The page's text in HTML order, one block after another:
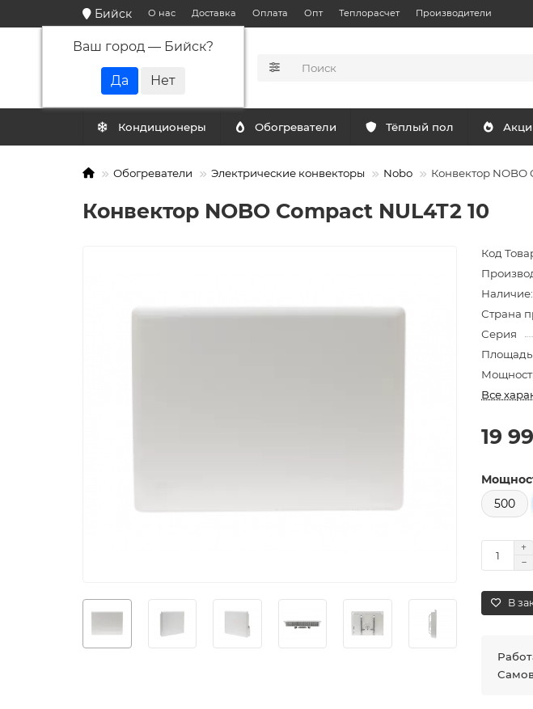
Бийск
Ваш город — Бийск?
О нас Доставка Оплата Опт Теплорасчет Производители
Кондиционеры Обогреватели Тёплый пол
Обогреватели Электрические конвекторы Nobo Конвектор NOBO
Конвектор NOBO Compact NUL4T2 10
Код
Наличие:
Страна
Серия
Площадь
Все
19
500
В